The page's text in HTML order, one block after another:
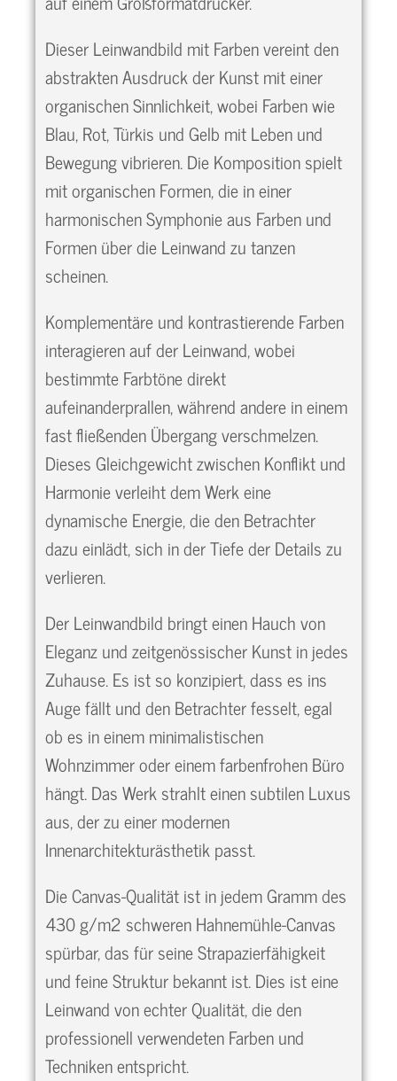
Dieser Leinwandbild mit Farben vereint den
abstrakten Ausdruck der Kunst mit einer
organischen Sinnlichkeit, wobei Farben wie
Blau, Rot, Türkis und Gelb mit Leben und
Bewegung vibrieren. Die Komposition spielt
mit organischen Formen, die in einer
harmonischen Symphonie aus Farben und
Formen über die Leinwand zu tanzen
scheinen.
Komplementäre und kontrastierende Farben
interagieren auf der Leinwand, wobei
bestimmte Farbtöne direkt
aufeinanderprallen, während andere in einem
fast fließenden Übergang verschmelzen.
Dieses Gleichgewicht zwischen Konflikt und
Harmonie verleiht dem Werk eine
dynamische Energie, die den Betrachter
dazu einlädt, sich in der Tiefe der Details zu
verlieren.
Der Leinwandbild bringt einen Hauch von
Eleganz und zeitgenössischer Kunst in jedes
Zuhause. Es ist so konzipiert, dass es ins
Auge fällt und den Betrachter fesselt, egal
ob es in einem minimalistischen
Wohnzimmer oder einem farbenfrohen Büro
hängt. Das Werk strahlt einen subtilen Luxus
aus, der zu einer modernen
Innenarchitekturästhetik passt.
Die Canvas-Qualität ist in jedem Gramm des
430 g/m2 schweren Hahnemühle-Canvas
spürbar, das für seine Strapazierfähigkeit
und feine Struktur bekannt ist. Dies ist eine
Leinwand von echter Qualität, die den
professionell verwendeten Farben und
Techniken entspricht.